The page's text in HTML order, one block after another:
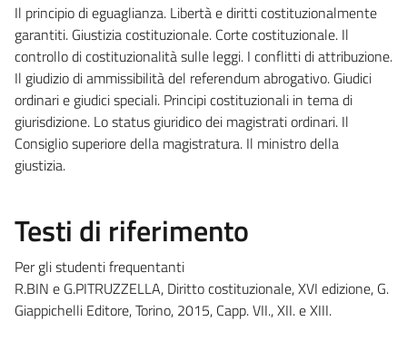
Il principio di eguaglianza. Libertà e diritti costituzionalmente
garantiti. Giustizia costituzionale. Corte costituzionale. Il
controllo di costituzionalità sulle leggi. I conflitti di attribuzione.
Il giudizio di ammissibilità del referendum abrogativo. Giudici
ordinari e giudici speciali. Principi costituzionali in tema di
giurisdizione. Lo status giuridico dei magistrati ordinari. Il
Consiglio superiore della magistratura. Il ministro della
giustizia.
Testi di riferimento
Per gli studenti frequentanti
R.BIN e G.PITRUZZELLA, Diritto costituzionale, XVI edizione, G.
Giappichelli Editore, Torino, 2015, Capp. VII., XII. e XIII.